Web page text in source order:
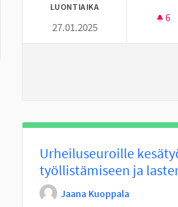
LUONTIAIKA
27.01.2025
6
Urheiluseuroille
työllistämiseen ja
Jaana Kuoppala